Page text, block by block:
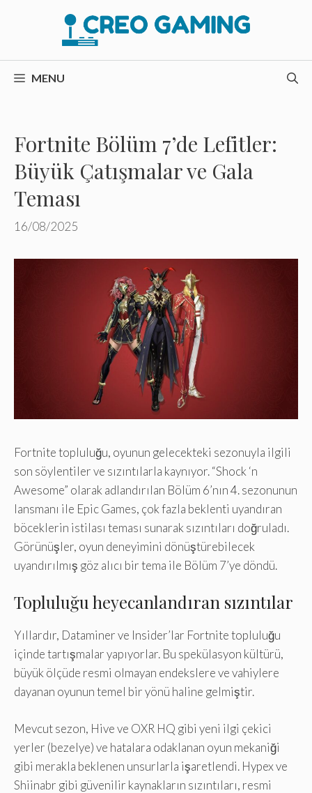
MENU
Fortnite Bölüm 7’de Lefitler:
Büyük Çatışmalar ve Gala
Teması
16/08/2025
Fortnite topluluğu, oyunun gelecekteki sezonuyla ilgili
son söylentiler ve sızıntılarla kaynıyor. “Shock ‘n
Awesome” olarak adlandırılan Bölüm 6’nın 4. sezonunun
lansmanı ile Epic Games, çok fazla beklenti uyandıran
böceklerin istilası teması sunarak sızıntıları doğruladı.
Görünüşler, oyun deneyimini dönüştürebilecek
uyandırılmış göz alıcı bir tema ile Bölüm 7’ye döndü.
Topluluğu heyecanlandıran sızıntılar
Yıllardır, Dataminer ve Insider’lar Fortnite topluluğu
içinde tartışmalar yapıyorlar. Bu spekülasyon kültürü,
büyük ölçüde resmi olmayan endekslere ve vahiylere
dayanan oyunun temel bir yönü haline gelmiştir.
Mevcut sezon, Hive ve OXR HQ gibi yeni ilgi çekici
yerler (bezelye) ve hatalara odaklanan oyun mekaniği
gibi merakla beklenen unsurlarla işaretlendi. Hypex ve
Shiinabr gibi güvenilir kaynakların sızıntıları, resmi